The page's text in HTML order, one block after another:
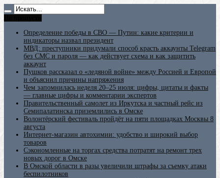
Определение победы в СВО — Путин: какие критерии и
индикаторы назвал президент
МВД: преступники придумали способ красть аккаунты Telegram
без СМС и пароля — как действует схема и как защитить
аккаунт
Пушков рассказал о «ледяной войне» между Россией и Европой
и объяснил причины напряжения
Чем запомнилась неделя 20–25 июля: цифры, цитаты и факты
— главные цифры и комментарии экспертов
Правительственный самолет из Иркутска и частный рейс из
Семипалатинска приземлились в Омске
Волонтёрский фестиваль пройдёт на пяти площадках Москвы 8
августа
Интернет-магазин автохимии: удобство и широкий выбор
товаров
Сэкономленные на торгах средства потратят на ремонт трех
новых дорог в Омске
В Омской области в разы увеличили штрафы за съемку атаки
беспилотников